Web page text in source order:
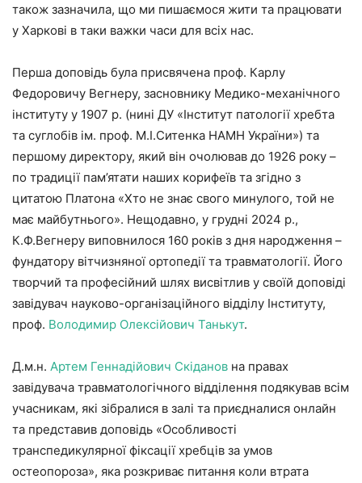
також зазначила, що ми пишаємося жити та працювати
у Харкові в таки важки часи для всіх нас.
Перша доповідь була присвячена проф. Карлу
Федоровичу Вегнеру, засновнику Медико-механічного
інституту у 1907 р. (нині ДУ «Інститут патології хребта
та суглобів ім. проф. М.І.Ситенка НАМН України») та
першому директору, який він очолював до 1926 року –
по традиції пам’ятати наших корифеїв та згідно з
цитатою Платона «Хто не знає свого минулого, той не
має майбутнього». Нещодавно, у грудні 2024 р.,
К.Ф.Вегнеру виповнилося 160 років з дня народження –
фундатору вітчизняної ортопедії та травматології. Його
творчий та професійний шлях висвітлив у своїй доповіді
завідувач науково-організаційного відділу Інституту,
проф. Володимир Олексійович Танькут.
Д.м.н. Артем Геннадійович Скіданов на правах
завідувача травматологічного відділення подякував всім
учасникам, які зібралися в залі та приєдналися онлайн
та представив доповідь «Особливості
транспедикулярної фіксації хребців за умов
остеопороза», яка розкриває питання коли втрата